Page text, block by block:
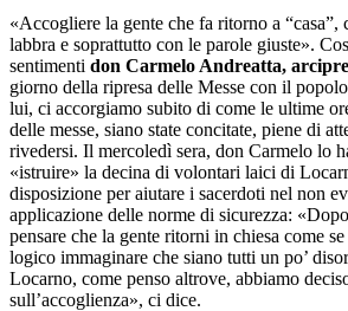
«Accogliere la gente che fa ritorno a “casa”,
labbra e soprattutto con le parole giuste».
sentimenti don Carmelo Andreatta,
giorno della ripresa delle Messe con il
lui, ci accorgiamo subito di come le ultime
delle messe, siano state concitate, piene di
rivedersi. Il mercoledì sera, don Carmelo lo
«istruire» la decina di volontari laici di
disposizione per aiutare i sacerdoti nel non
applicazione delle norme di sicurezza:
pensare che la gente ritorni in chiesa come
logico immaginare che siano tutti un po’
Locarno, come penso altrove, abbiamo
sull’accoglienza», ci dice.